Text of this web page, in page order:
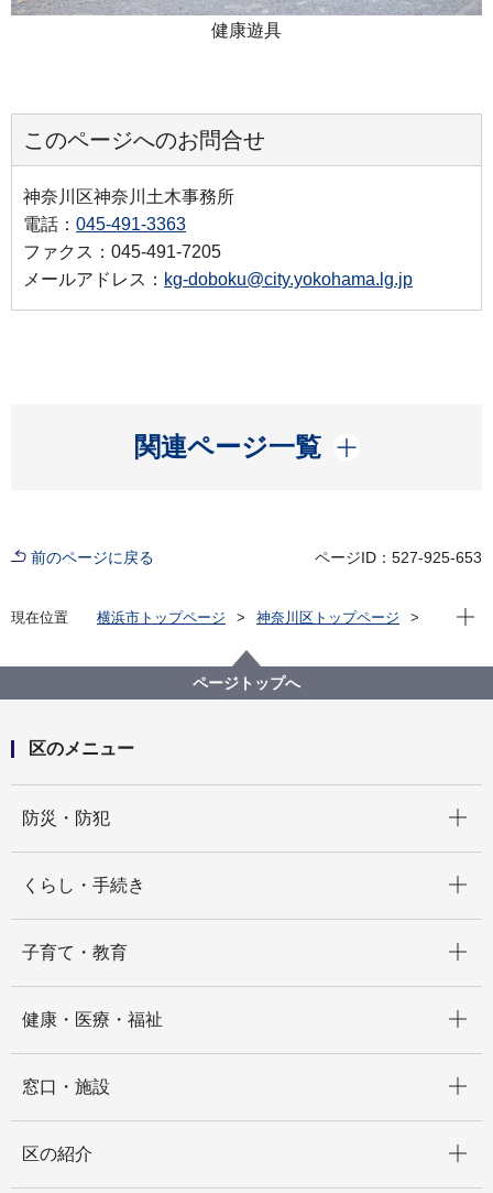
健康遊具
このページへのお問合せ
神奈川区神奈川土木事務所
電話： 045-491-3363
ファクス：045-491-7205
メールアドレス： kg-doboku@city.yokohama.lg.jp
関連ページ一覧
開く
前のページに戻る ページID：527-925-653
現在位置 横浜市トップページ
神奈川区トップページ
菅田第三公園（すげただいさんこうえん）
現在
ページトップへ
区のメニュー
防災・防犯
くらし・手続き
子育て・教育
健康・医療・福祉
窓口・施設
区の紹介